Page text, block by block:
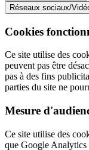
Réseaux sociaux/
Cookies
Ce site utilise des
peuvent pas être
pas à des fins
parties du site ne
Mesure
Ce site utilise des
que Google Analytics